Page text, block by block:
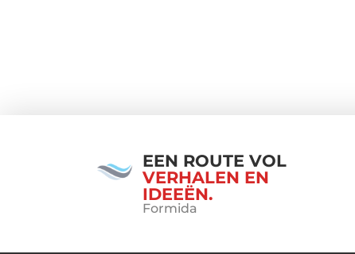
EEN ROUTE VOL
VERHALEN EN
IDEEËN.
Formida